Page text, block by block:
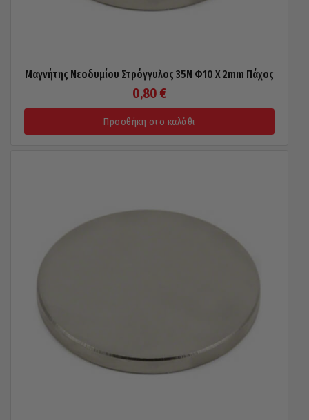
Μαγνήτης Νεοδυμίου Στρόγγυλος 35N Φ10 X 2mm Πάχος
0,80 €
Προσθήκη στο καλάθι